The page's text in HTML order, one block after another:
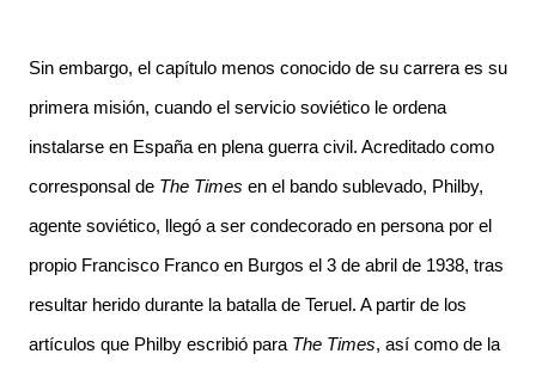
Sin embargo, el capítulo menos conocido de su carrera es su
primera misión, cuando el servicio soviético le ordena
instalarse en España en plena guerra civil. Acreditado como
corresponsal de The Times en el bando sublevado, Philby,
agente soviético, llegó a ser condecorado en persona por el
propio Francisco Franco en Burgos el 3 de abril de 1938, tras
resultar herido durante la batalla de Teruel. A partir de los
artículos que Philby escribió para The Times, así como de la